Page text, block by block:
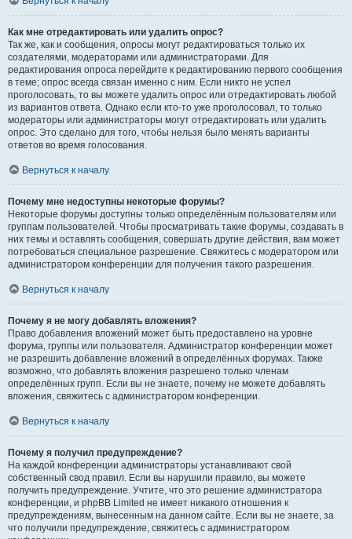
Как мне отредактировать или удалить опрос?
Так же, как и сообщения, опросы могут редактироваться только их
создателями, модераторами или администраторами. Для
редактирования опроса перейдите к редактированию первого сообщения
в теме; опрос всегда связан именно с ним. Если никто не успел
проголосовать, то вы можете удалить опрос или отредактировать любой
из вариантов ответа. Однако если кто-то уже проголосовал, то только
модераторы или администраторы могут отредактировать или удалить
опрос. Это сделано для того, чтобы нельзя было менять варианты
ответов во время голосования.
Вернуться к началу
Почему мне недоступны некоторые форумы?
Некоторые форумы доступны только определённым пользователям или
группам пользователей. Чтобы просматривать такие форумы, создавать в
них темы и оставлять сообщения, совершать другие действия, вам может
потребоваться специальное разрешение. Свяжитесь с модератором или
администратором конференции для получения такого разрешения.
Вернуться к началу
Почему я не могу добавлять вложения?
Право добавления вложений может быть предоставлено на уровне
форума, группы или пользователя. Администратор конференции может
не разрешить добавление вложений в определённых форумах. Также
возможно, что добавлять вложения разрешено только членам
определённых групп. Если вы не знаете, почему не можете добавлять
вложения, свяжитесь с администратором конференции.
Вернуться к началу
Почему я получил предупреждение?
На каждой конференции администраторы устанавливают свой
собственный свод правил. Если вы нарушили правило, вы можете
получить предупреждение. Учтите, что это решение администратора
конференции, и phpBB Limited не имеет никакого отношения к
предупреждениям, вынесенным на данном сайте. Если вы не знаете, за
что получили предупреждение, свяжитесь с администратором